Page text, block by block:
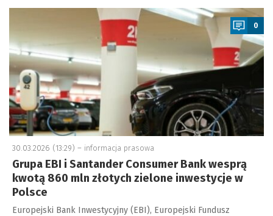
a
0
30.03.2026 (13:29) – informacja prasowa
Grupa EBI i Santander Consumer Bank wesprą
kwotą 860 mln złotych zielone inwestycje w
Polsce
Europejski Bank Inwestycyjny (EBI), Europejski Fundusz